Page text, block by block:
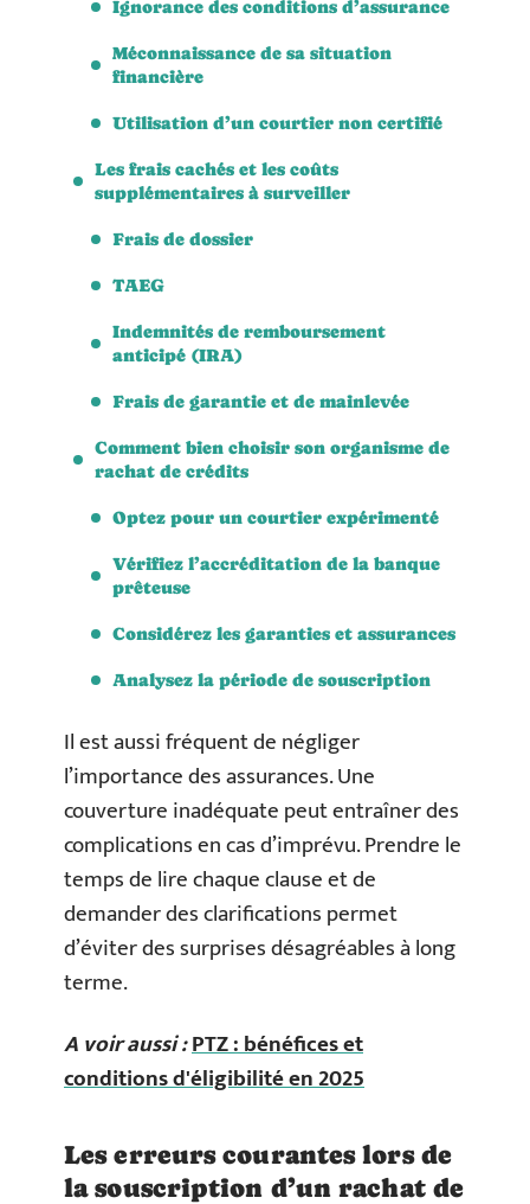
Ignorance des conditions d’assurance
Méconnaissance de sa situation
financière
Utilisation d’un courtier non certifié
Les frais cachés et les coûts
supplémentaires à surveiller
Frais de dossier
TAEG
Indemnités de remboursement
anticipé (IRA)
Frais de garantie et de mainlevée
Comment bien choisir son organisme de
rachat de crédits
Optez pour un courtier expérimenté
Vérifiez l’accréditation de la banque
prêteuse
Considérez les garanties et assurances
Analysez la période de souscription
Il est aussi fréquent de négliger
l’importance des assurances. Une
couverture inadéquate peut entraîner des
complications en cas d’imprévu. Prendre le
temps de lire chaque clause et de
demander des clarifications permet
d’éviter des surprises désagréables à long
terme.
A voir aussi :PTZ : bénéfices et
conditions d'éligibilité en 2025
Les erreurs courantes lors de
la souscription d’un rachat de